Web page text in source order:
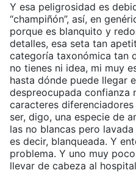
Y esa peligrosidad es
“champiñón”, así, en
porque es blanquito y
detalles, esa seta tan
categoría taxonómica tan
no tienes ni idea, mi muy
hasta dónde puede llegar
despreocupada confianza
caracteres
ser, digo, una especie de
las no blancas pero
es decir, blanqueada. Y
problema. Y uno muy
llevar de cabeza al